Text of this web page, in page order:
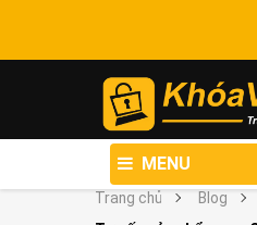
MENU
Trang chủ
Blog